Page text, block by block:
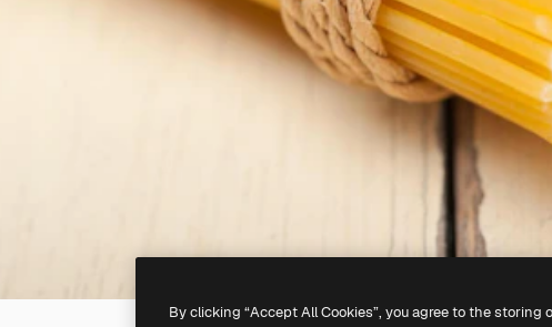
By clicking “Accept All Cookies”, you agree to the